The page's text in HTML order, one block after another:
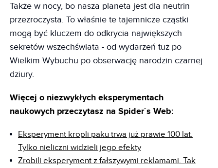
Także w nocy, bo nasza planeta jest dla neutrin
przezroczysta. To właśnie te tajemnicze cząstki
mogą być kluczem do odkrycia największych
sekretów wszechświata - od wydarzeń tuż po
Wielkim Wybuchu po obserwację narodzin czarnej
dziury.
Więcej o niezwykłych eksperymentach
naukowych przeczytasz na Spider`s Web:
Eksperyment kropli paku trwa już prawie 100 lat.
Tylko nieliczni widzieli jego efekty
Zrobili eksperyment z fałszywymi reklamami. Tak